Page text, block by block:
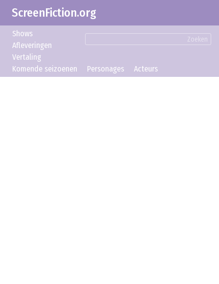
ScreenFiction.org
Zoeken
Shows
Afleveringen
Vertaling
Komende seizoenen
Personages Acteurs